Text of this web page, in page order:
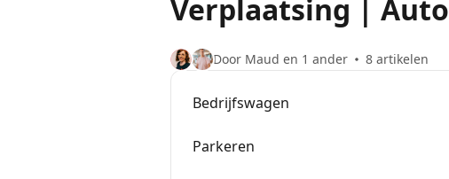
Verplaatsing | Auto
Door Maud en 1 ander 8 artikelen
Bedrijfswagen
Parkeren